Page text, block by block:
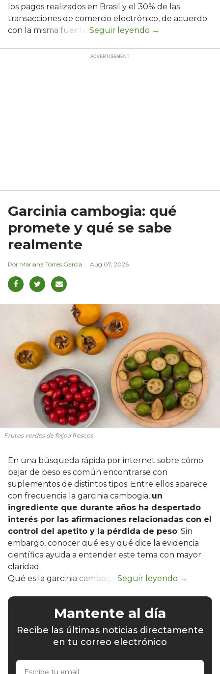
los pagos realizados en Brasil y el 30% de las
transacciones de comercio electrónico, de acuerdo
con la misma fuente.
Garcinia cambogia: qué
promete y qué se sabe
realmente
Mariana Torres García Aug 07, 2026
Frutos verdes de feijoa frescos.
En una búsqueda rápida por internet sobre cómo
bajar de peso es común encontrarse con
suplementos de distintos tipos. Entre ellos aparece
con frecuencia la garcinia cambogia, un
ingrediente que durante años ha despertado
interés por las afirmaciones relacionadas con el
control del apetito y la pérdida de peso. Sin
embargo, conocer qué es y qué dice la evidencia
científica ayuda a entender este tema con mayor
claridad.
Qué es la garcinia cambogia
Mantente al día
Recibe las últimas noticias directamente
en tu correo electrónico
Escribe